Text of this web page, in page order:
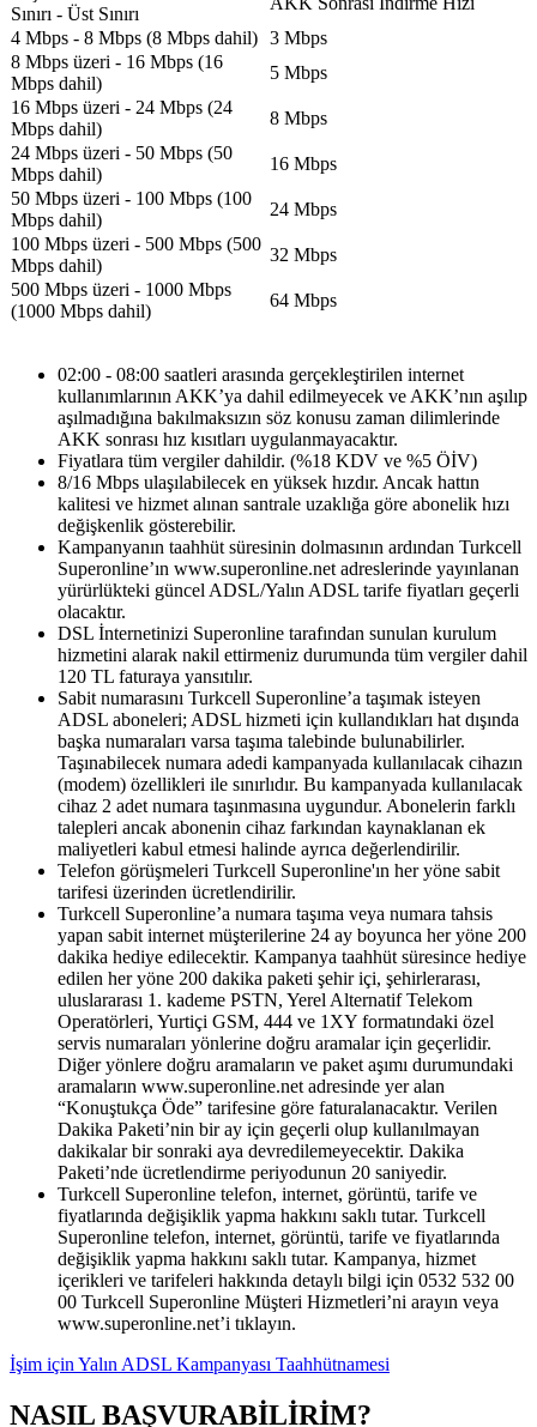
Sınırı - Üst Sınırı
4 Mbps - 8 Mbps (8 Mbps dahil) 3 Mbps​
​8 Mbps üzeri - 16 Mbps (16
Mbps dahil)
5 Mbps​
​16 Mbps üzeri - 24 Mbps (24
Mbps dahil)
8 Mbps​
​24 Mbps üzeri - 50 Mbps (50
Mbps dahil)
16 Mbps​
​50 Mbps üzeri - 100 Mbps (100
Mbps dahil)
24 Mbps​
100 Mbps üzeri - 500 Mbps (500
Mbps dahil)
32 Mbps​
​500 Mbps üzeri - 1000 Mbps
(1000 Mbps dahil)​​
64 Mbps​
02:00 - 08:00 saatleri arasında gerçekleştirilen internet
kullanımlarının AKK’ya dahil edilmeyecek ve AKK’nın aşılıp
aşılmadığına bakılmaksızın söz konusu zaman dilimlerinde
AKK sonrası hız kısıtları uygulanmayacaktır.​​​
Fiyatlara tüm vergiler dahildir. (%18 KDV ve %5 ÖİV)
8/16 Mbps ulaşılabilecek en yüksek hızdır. Ancak hattın
kalitesi ve hizmet alınan santrale uzaklığa göre abonelik hızı
değişkenlik gösterebilir.
Kampanyanın taahhüt süresinin dolmasının ardından Turkcell
Superonline’ın www.superonline.net adreslerinde yayınlanan
yürürlükteki güncel ADSL/Yalın ADSL tarife fiyatları geçerli
olacaktır.
DSL İnternetinizi Superonline tarafından sunulan kurulum
hizmetini alarak nakil ettirmeniz durumunda tüm vergiler dahil
120 TL faturaya yansıtılır. ​
Sabit numarasını Turkcell Superonline’a taşımak isteyen
ADSL aboneleri; ADSL hizmeti için kullandıkları hat dışında
başka numaraları varsa taşıma talebinde bulunabilirler.
Taşınabilecek numara adedi kampanyada kullanılacak cihazın
(modem) özellikleri ile sınırlıdır. Bu kampanyada kullanılacak
cihaz 2 adet numara taşınmasına uygundur. Abonelerin farklı
talepleri ancak abonenin cihaz farkından kaynaklanan ek
maliyetleri kabul etmesi halinde ayrıca değerlendirilir.
Telefon görüşmeleri Turkcell Superonline'ın her yöne sabit
tarifesi üzerinden ücretlendirilir.
Turkcell Superonline’a numara taşıma veya numara tahsis
yapan sabit internet müşterilerine 24 ay boyunca her yöne 200
dakika hediye edilecektir. Kampanya taahhüt süresince hediye
edilen her yöne 200 dakika paketi şehir içi, şehirlerarası,
uluslararası 1. kademe PSTN, Yerel Alternatif Telekom
Operatörleri, Yurtiçi GSM, 444 ve 1XY formatındaki özel
servis numaraları yönlerine doğru aramalar için geçerlidir.
Diğer yönlere doğru aramaların ve paket aşımı durumundaki
aramaların www.superonline.net adresinde yer alan
“Konuştukça Öde” tarifesine göre faturalanacaktır. Verilen
Dakika Paketi’nin bir ay için geçerli olup kullanılmayan
dakikalar bir sonraki aya devredilemeyecektir. Dakika
Paketi’nde ücretlendirme periyodunun 20 saniyedir.​
Turkcell Superonline telefon, internet, görüntü, tarife ve
fiyatlarında değişiklik yapma hakkını saklı tutar. Turkcell
Superonline telefon, internet, görüntü, tarife ve fiyatlarında
değişiklik yapma hakkını saklı tutar. Kampanya, hizmet
içerikleri ve tarifeleri hakkında detaylı bilgi için 0532 532 00
00 Turkcell Superonline Müşteri Hizmetleri’ni arayın veya
www.superonline.net’i tıklayın.
İşim için Yalın ADSL Kampanyası Taahhütnamesi​
NASIL BAŞVURABİLİRİM?